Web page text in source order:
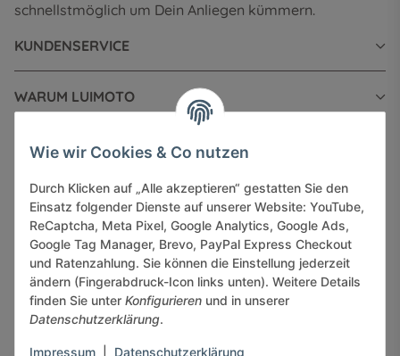
schnellstmöglich um Dein Anliegen kümmern.
KUNDENSERVICE
WARUM LUIMOTO
INFORMATIONEN
GESETZLICHE INFORMATIONEN
Sicher bezahlen via:
Wie wir Cookies & Co nutzen
Durch Klicken auf „Alle akzeptieren“ gestatten Sie den
Einsatz folgender Dienste auf unserer Website: YouTube,
ReCaptcha, Meta Pixel, Google Analytics, Google Ads,
Google Tag Manager, Brevo, PayPal Express Checkout
und Ratenzahlung. Sie können die Einstellung jederzeit
ändern (Fingerabdruck-Icon links unten). Weitere Details
finden Sie unter Konfigurieren und in unserer
Datenschutzerklärung.
Impressum Datenschutzerklärung